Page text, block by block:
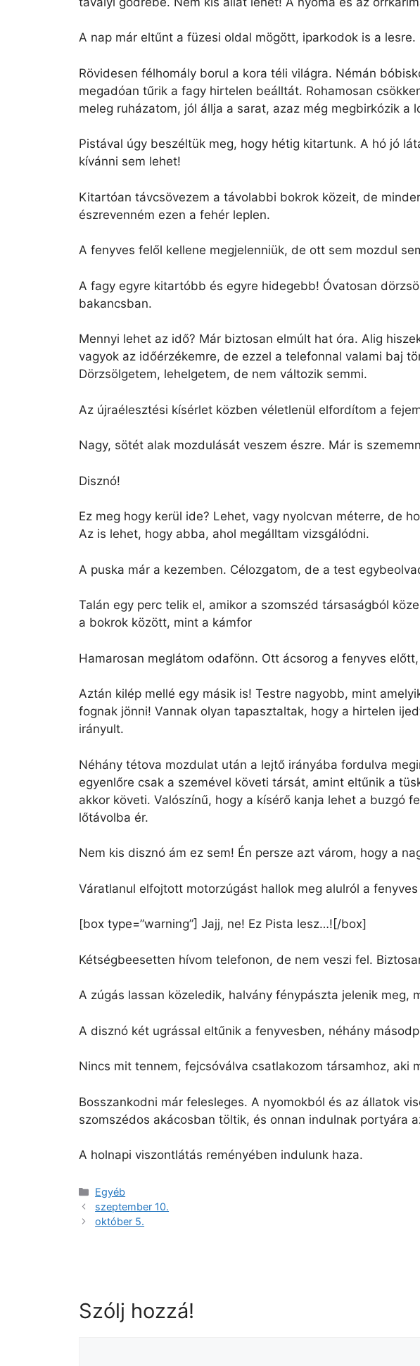
A nap már eltűnt a füzesi oldal mögött, iparkodok is a lesre.
Rövidesen félhomály borul a kora téli világra. Némán
megadóan tűrik a fagy hirtelen beálltát. Rohamosan
meleg ruházatom, jól állja a sarat, azaz még megbirkózik a
Pistával úgy beszéltük meg, hogy hétig kitartunk. A hó jó
kívánni sem lehet!
Kitartóan távcsövezem a távolabbi bokrok közeit, de
észrevenném ezen a fehér leplen.
A fenyves felől kellene megjelenniük, de ott sem mozdul
A fagy egyre kitartóbb és egyre hidegebb! Óvatosan
bakancsban.
Mennyi lehet az idő? Már biztosan elmúlt hat óra. Alig
vagyok az időérzékemre, de ezzel a telefonnal valami baj
Dörzsölgetem, lehelgetem, de nem változik semmi.
Az újraélesztési kísérlet közben véletlenül elfordítom a
Nagy, sötét alak mozdulását veszem észre. Már is
Disznó!
Ez meg hogy kerül ide? Lehet, vagy nyolcvan méterre, de
Az is lehet, hogy abba, ahol megálltam vizsgálódni.
A puska már a kezemben. Célozgatom, de a test
Talán egy perc telik el, amikor a szomszéd társaságból
a bokrok között, mint a kámfor
Hamarosan meglátom odafönn. Ott ácsorog a fenyves
Aztán kilép mellé egy másik is! Testre nagyobb, mint
fognak jönni! Vannak olyan tapasztaltak, hogy a hirtelen
irányult.
Néhány tétova mozdulat után a lejtő irányába fordulva
egyenlőre csak a szemével követi társát, amint eltűnik a
akkor követi. Valószínű, hogy a kísérő kanja lehet a buzgó
lőtávolba ér.
Nem kis disznó ám ez sem! Én persze azt várom, hogy a
Váratlanul elfojtott motorzúgást hallok meg alulról a
[box type=”warning”] Jajj, ne! Ez Pista lesz…![/box]
Kétségbeesetten hívom telefonon, de nem veszi fel.
A zúgás lassan közeledik, halvány fénypászta jelenik meg,
A disznó két ugrással eltűnik a fenyvesben, néhány
Nincs mit tennem, fejcsóválva csatlakozom társamhoz,
Bosszankodni már felesleges. A nyomokból és az állatok
szomszédos akácosban töltik, és onnan indulnak portyára
A holnapi viszontlátás reményében indulunk haza.
Egyéb
szeptember 10.
október 5.
Szólj hozzá!